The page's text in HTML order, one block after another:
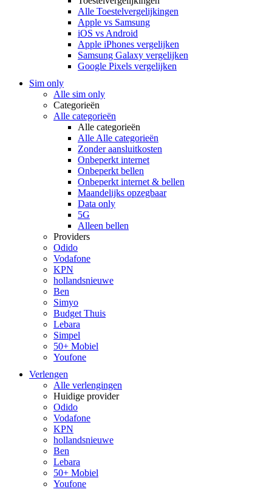
Alle Toestelvergelijkingen
Apple vs Samsung
iOS vs Android
Apple iPhones vergelijken
Samsung Galaxy vergelijken
Google Pixels vergelijken
Sim only
Alle sim only
Categorieën
Alle categorieën
Alle categorieën
Alle Alle categorieën
Zonder aansluitkosten
Onbeperkt internet
Onbeperkt bellen
Onbeperkt internet & bellen
Maandelijks opzegbaar
Data only
5G
Alleen bellen
Providers
Odido
Vodafone
KPN
hollandsnieuwe
Ben
Simyo
Budget Thuis
Lebara
Simpel
50+ Mobiel
Youfone
Verlengen
Alle verlengingen
Huidige provider
Odido
Vodafone
KPN
hollandsnieuwe
Ben
Lebara
50+ Mobiel
Youfone